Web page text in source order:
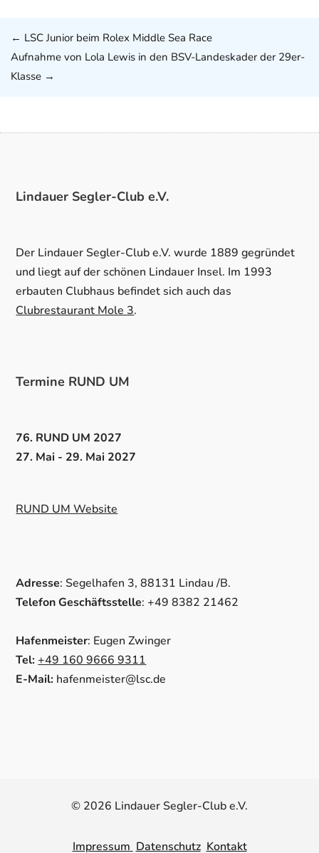
← LSC Junior beim Rolex Middle Sea Race
Aufnahme von Lola Lewis in den BSV-Landeskader der 29er-
Klasse →
Lindauer Segler-Club e.V.
Der Lindauer Segler-Club e.V. wurde 1889 gegründet
und liegt auf der schönen Lindauer Insel. Im 1993
erbauten Clubhaus befindet sich auch das
Clubrestaurant Mole 3.
Termine RUND UM
76. RUND UM 2027
27. Mai - 29. Mai 2027
RUND UM Website
Adresse: Segelhafen 3, 88131 Lindau /B.
Telefon Geschäftsstelle: +49 8382 21462
Hafenmeister: Eugen Zwinger
Tel: +49 160 9666 9311
E-Mail: hafenmeister@lsc.de
© 2026 Lindauer Segler-Club e.V.
Impressum Datenschutz Kontakt